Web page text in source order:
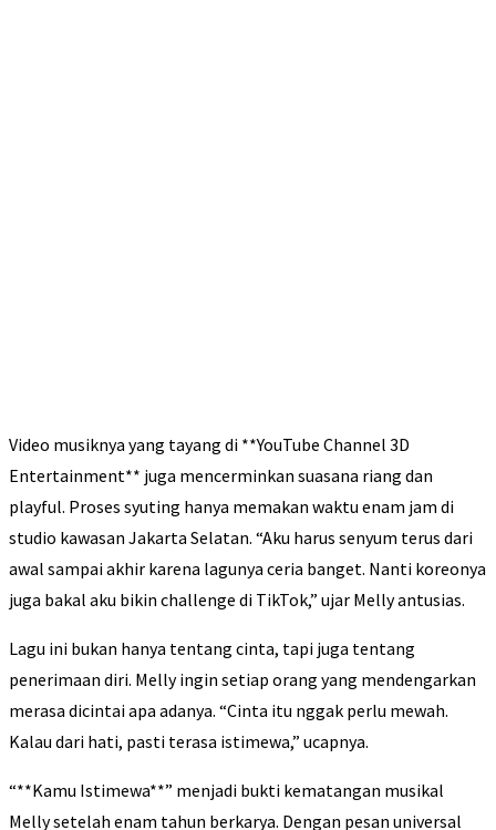
Video musiknya yang tayang di **YouTube Channel 3D
Entertainment** juga mencerminkan suasana riang dan
playful. Proses syuting hanya memakan waktu enam jam di
studio kawasan Jakarta Selatan. “Aku harus senyum terus dari
awal sampai akhir karena lagunya ceria banget. Nanti koreonya
juga bakal aku bikin challenge di TikTok,” ujar Melly antusias.
Lagu ini bukan hanya tentang cinta, tapi juga tentang
penerimaan diri. Melly ingin setiap orang yang mendengarkan
merasa dicintai apa adanya. “Cinta itu nggak perlu mewah.
Kalau dari hati, pasti terasa istimewa,” ucapnya.
“**Kamu Istimewa**” menjadi bukti kematangan musikal
Melly setelah enam tahun berkarya. Dengan pesan universal